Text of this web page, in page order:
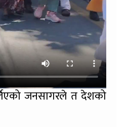
जनसागरले त देशको